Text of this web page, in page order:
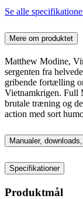
Se alle
Mere om produktet
Matthew Modine,
sergenten fra
gribende fortælling
Vietnamkrigen. Full
brutale træning og
action med sort
Manualer,
Specifikationer
Produktmål